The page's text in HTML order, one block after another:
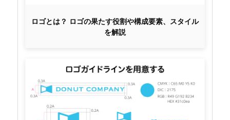
ロゴとは？ ロゴの果たす役割や構成要素、スタイル
を解説